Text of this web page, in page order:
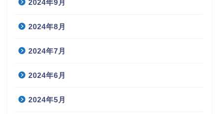
2024年9月
2024年8月
2024年7月
2024年6月
2024年5月